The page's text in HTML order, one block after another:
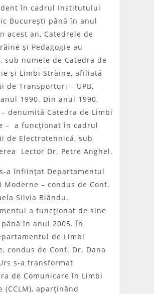
în cadrul Institutului
Bucureşti până în anul
acest an, Catedrele de
şi Pedagogie au
sub numele de Catedra de
şi Limbi Străine, afiliată
de Transporturi – UPB,
1990. Din anul 1990,
denumită Catedra de Limbi
– a funcţionat în cadrul
de Electrotehnică, sub
Lector Dr. Petre Anghel.
a înfiinţat Departamentul
Moderne – condus de Conf.
Silvia Blându.
a funcţionat de sine
în anul 2005. În
de Limbi
condus de Conf. Dr. Dana
s-a transformat
de Comunicare în Limbi
(CCLM), aparţinând